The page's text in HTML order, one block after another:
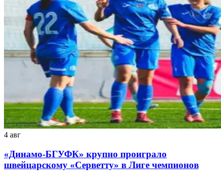
4 авг
«Динамо-БГУФК» крупно проиграло
швейцарскому «Серветту» в Лиге чемпионов